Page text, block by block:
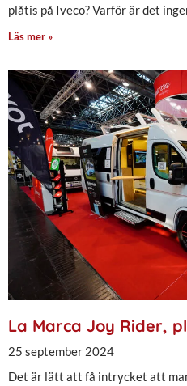
plåtis på Iveco? Varför är det
Läs mer »
La Marca Joy Rider,
25 september 2024
Det är lätt att få intrycket att